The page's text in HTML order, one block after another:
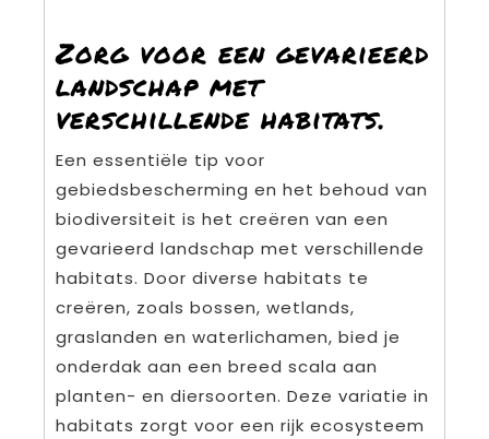
Zorg voor een gevarieerd
landschap met
verschillende habitats.
Een essentiële tip voor
gebiedsbescherming en het behoud van
biodiversiteit is het creëren van een
gevarieerd landschap met verschillende
habitats. Door diverse habitats te
creëren, zoals bossen, wetlands,
graslanden en waterlichamen, bied je
onderdak aan een breed scala aan
planten- en diersoorten. Deze variatie in
habitats zorgt voor een rijk ecosysteem